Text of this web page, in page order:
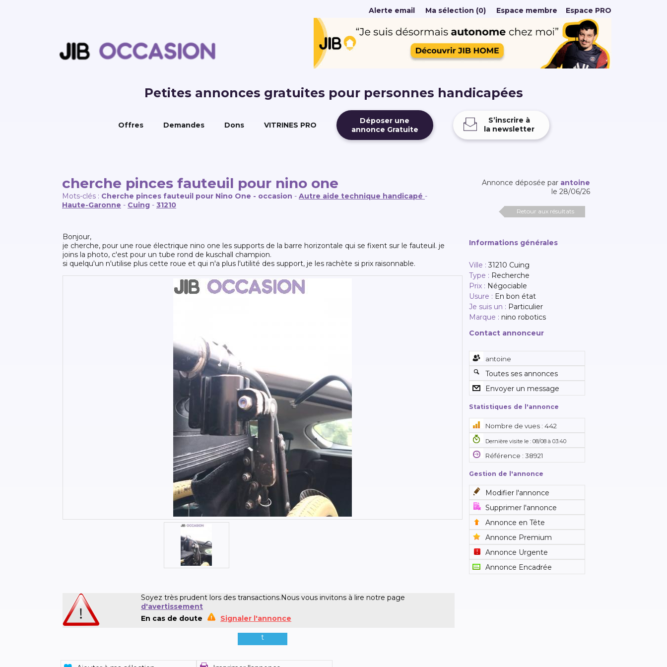
Alerte email Ma sélection (0) Espace membre Espace PRO
Petites annonces gratuites pour personnes handicapées
Offres Demandes Dons VITRINES PRO
Déposer une
annonce Gratuite
S’inscrire à
la newsletter
cherche pinces fauteuil pour nino one
Mots-clés : Cherche pinces fauteuil pour Nino One - occasion - Autre aide technique handicapé -
Haute-Garonne - Cuing - 31210
Annonce déposée par antoine
le 28/06/26
Retour aux résultats
bonjour,
je cherche, pour une roue électrique nino one les supports de la barre horizontale qui se fixent sur le fauteuil. je
joins la photo, c'est pour un tube rond de kuschall champion.
si quelqu'un n'utilise plus cette roue et qui n'a plus l'utilité des support, je les rachète si prix raisonnable.
Soyez très prudent lors des transactions.Nous vous invitons à lire notre page
d'avertissement
En cas de doute
Signaler l'annonce
t
Informations générales
Ville :31210 Cuing
Type : Recherche
Prix : Négociable
Usure : En bon état
Je suis un : Particulier
Marque : nino robotics
Contact annonceur
antoine
Toutes ses annonces
Envoyer un message
Statistiques de l'annonce
Nombre de vues : 442
Dernière visite le : 08/08 à 03:40
Référence : 38921
Gestion de l'annonce
Modifier l'annonce
Supprimer l'annonce
Annonce en Tête
Annonce Premium
Annonce Urgente
Annonce Encadrée